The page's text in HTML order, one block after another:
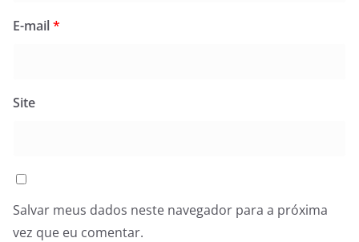
E-mail*
Site
Salvar meus dados neste navegador para a próxima
vez que eu comentar.